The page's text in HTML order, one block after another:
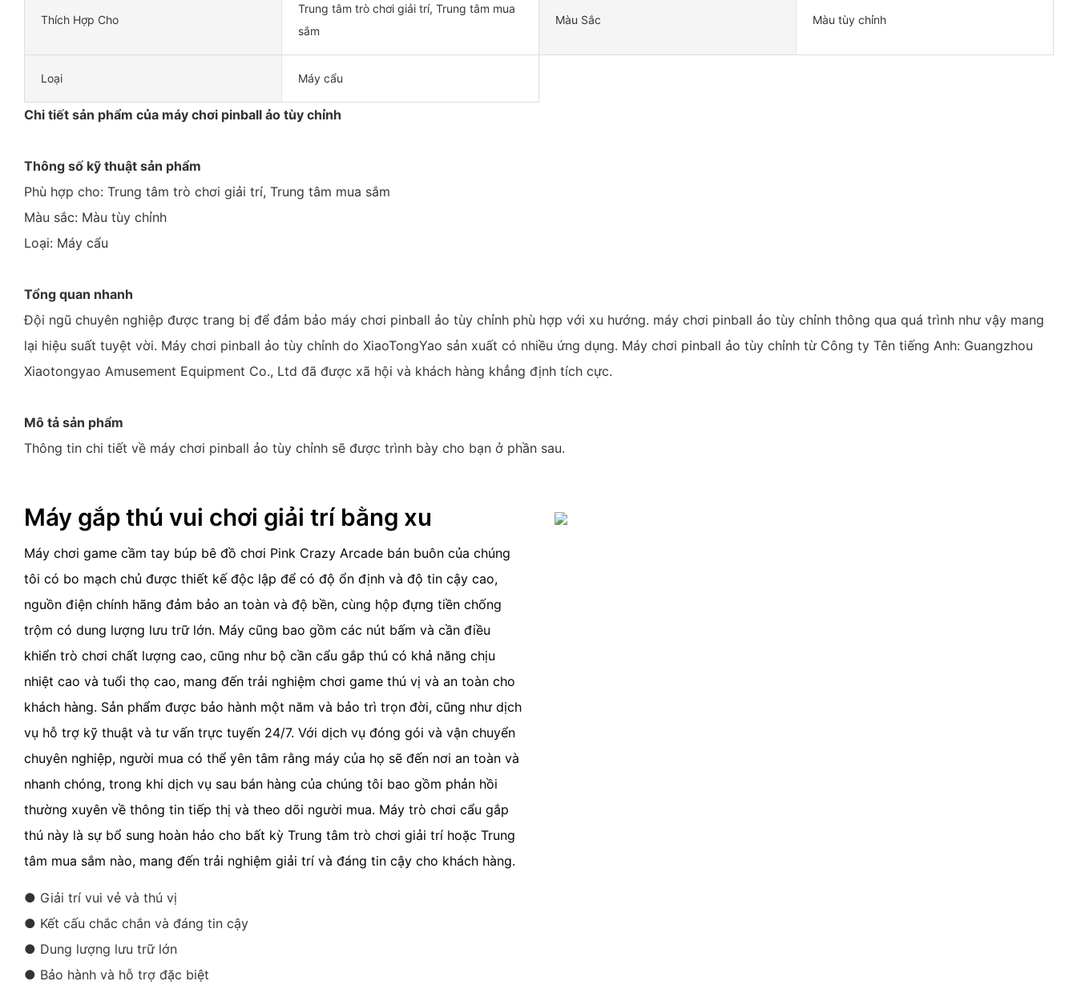
Thích Hợp Cho
Trung tâm trò chơi giải trí, Trung tâm mua
sắm
Màu Sắc Màu tùy chỉnh
Loại Máy cẩu
Chi tiết sản phẩm của máy chơi pinball ảo tùy chỉnh
Thông số kỹ thuật sản phẩm
Phù hợp cho: Trung tâm trò chơi giải trí, Trung tâm mua sắm
Màu sắc: Màu tùy chỉnh
Loại: Máy cẩu
Tổng quan nhanh
Đội ngũ chuyên nghiệp được trang bị để đảm bảo máy chơi pinball ảo tùy chỉnh phù hợp với xu hướng. máy chơi pinball ảo tùy chỉnh thông qua quá trình như vậy mang
lại hiệu suất tuyệt vời. Máy chơi pinball ảo tùy chỉnh do XiaoTongYao sản xuất có nhiều ứng dụng. Máy chơi pinball ảo tùy chỉnh từ Công ty Tên tiếng Anh: Guangzhou
Xiaotongyao Amusement Equipment Co., Ltd đã được xã hội và khách hàng khẳng định tích cực.
Mô tả sản phẩm
Thông tin chi tiết về máy chơi pinball ảo tùy chỉnh sẽ được trình bày cho bạn ở phần sau.
Máy gắp thú vui chơi giải trí bằng xu
Máy chơi game cầm tay búp bê đồ chơi Pink Crazy Arcade bán buôn của chúng
tôi có bo mạch chủ được thiết kế độc lập để có độ ổn định và độ tin cậy cao,
nguồn điện chính hãng đảm bảo an toàn và độ bền, cùng hộp đựng tiền chống
trộm có dung lượng lưu trữ lớn. Máy cũng bao gồm các nút bấm và cần điều
khiển trò chơi chất lượng cao, cũng như bộ cần cẩu gắp thú có khả năng chịu
nhiệt cao và tuổi thọ cao, mang đến trải nghiệm chơi game thú vị và an toàn cho
khách hàng. Sản phẩm được bảo hành một năm và bảo trì trọn đời, cũng như dịch
vụ hỗ trợ kỹ thuật và tư vấn trực tuyến 24/7. Với dịch vụ đóng gói và vận chuyển
chuyên nghiệp, người mua có thể yên tâm rằng máy của họ sẽ đến nơi an toàn và
nhanh chóng, trong khi dịch vụ sau bán hàng của chúng tôi bao gồm phản hồi
thường xuyên về thông tin tiếp thị và theo dõi người mua. Máy trò chơi cẩu gắp
thú này là sự bổ sung hoàn hảo cho bất kỳ Trung tâm trò chơi giải trí hoặc Trung
tâm mua sắm nào, mang đến trải nghiệm giải trí và đáng tin cậy cho khách hàng.
● Giải trí vui vẻ và thú vị
● Kết cấu chắc chắn và đáng tin cậy
● Dung lượng lưu trữ lớn
● Bảo hành và hỗ trợ đặc biệt